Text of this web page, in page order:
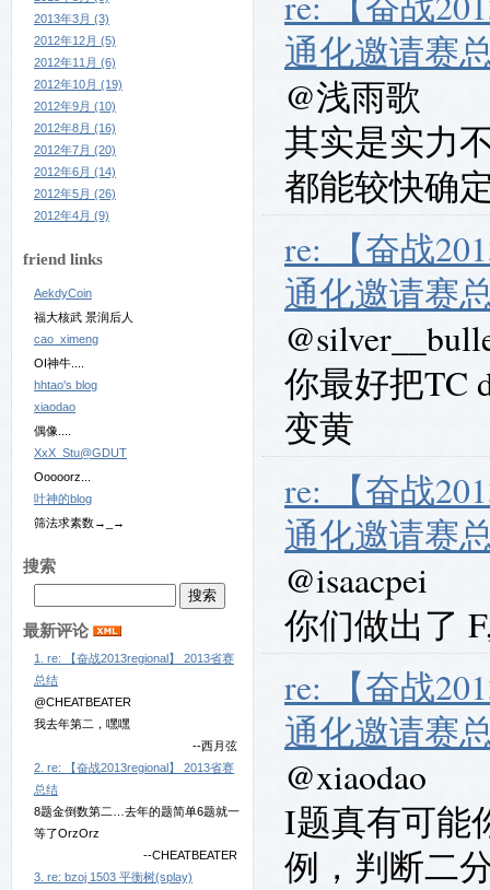
2013年3月 (3)
2012年12月 (5)
2012年11月 (6)
2012年10月 (19)
2012年9月 (10)
2012年8月 (16)
2012年7月 (20)
2012年6月 (14)
2012年5月 (26)
2012年4月 (9)
friend links
AekdyCoin
福大核武 景润后人
cao_ximeng
OI神牛....
hhtao's blog
xiaodao
偶像....
XxX_Stu@GDUT
Ooooorz...
叶神的blog
筛法求素数→_→
搜索
最新评论
1. re: 【奋战2013regional】 2013省赛
总结
@CHEATBEATER
我去年第二，嘿嘿
--西月弦
2. re: 【奋战2013regional】 2013省赛
总结
8题金倒数第二…去年的题简单6题就一
等了OrzOrz
--CHEATBEATER
3. re: bzoj 1503 平衡树(splay)
通化邀请赛
@浅雨歌
其实是实力
都能较快确
re: 【奋战
通化邀请赛
你最好把TC
变黄
re: 【奋战
通化邀请赛
@isaacpei
你们做出了
re: 【奋战
通化邀请赛
@xiaodao
I题真有可能
例，判断二